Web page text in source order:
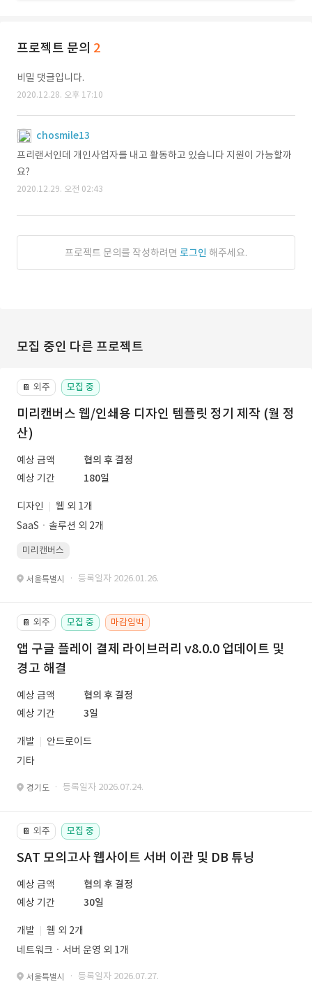
프로젝트 문의 2
비밀 댓글입니다.
2020.12.28. 오후 17:10
chosmile13
프리랜서인데 개인사업자를 내고 활동하고 있습니다 지원이 가능할까
요?
2020.12.29. 오전 02:43
프로젝트 문의를 작성하려면 로그인 해주세요.
모집 중인 다른 프로젝트
📔 외주 모집 중
미리캔버스 웹/인쇄용 디자인 템플릿 정기 제작 (월 정
산)
예상 금액
협의 후 결정
예상 기간
180일
디자인
웹 외 1개
SaaSㆍ솔루션 외 2개
미리캔버스
서울특별시 · 등록일자 2026.01.26.
📔 외주 모집 중 마감임박
앱 구글 플레이 결제 라이브러리 v8.0.0 업데이트 및
경고 해결
예상 금액
협의 후 결정
예상 기간
3일
개발
안드로이드
기타
경기도 · 등록일자 2026.07.24.
📔 외주 모집 중
SAT 모의고사 웹사이트 서버 이관 및 DB 튜닝
예상 금액
협의 후 결정
예상 기간
30일
개발
웹 외 2개
네트워크ㆍ서버 운영 외 1개
서울특별시 · 등록일자 2026.07.27.